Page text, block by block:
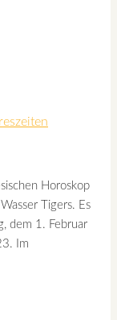
Horoskop
Tigers. Es
dem 1. Februar
Im